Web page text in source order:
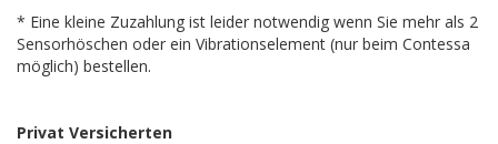
* Eine kleine Zuzahlung ist leider notwendig wenn Sie mehr als 2
Sensorhöschen oder ein Vibrationselement (nur beim Contessa
möglich) bestellen.
Privat Versicherten